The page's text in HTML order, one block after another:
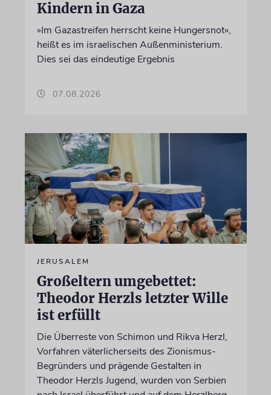
Kindern in Gaza
»Im Gazastreifen herrscht keine Hungersnot«,
heißt es im israelischen Außenministerium.
Dies sei das eindeutige Ergebnis
07.08.2026
JERUSALEM
Großeltern umgebettet:
Theodor Herzls letzter Wille
ist erfüllt
Die Überreste von Schimon und Rikva Herzl,
Vorfahren väterlicherseits des Zionismus-
Begründers und prägende Gestalten in
Theodor Herzls Jugend, wurden von Serbien